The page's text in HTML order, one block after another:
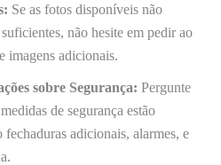
Se as fotos disponíveis não
não hesite em pedir ao
imagens adicionais.
sobre Segurança: Pergunte
de segurança estão
adicionais, alarmes, e